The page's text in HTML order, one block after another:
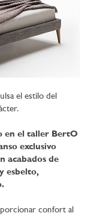
el estilo del
en el taller BertO
exclusivo
acabados de
esbelto,
confort al